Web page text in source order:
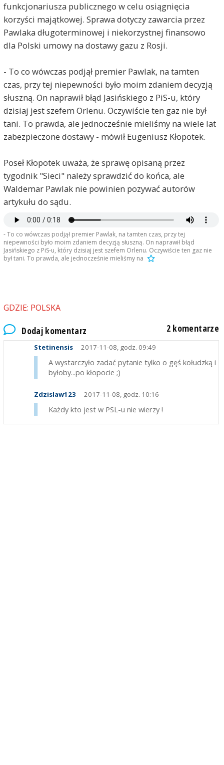
funkcjonariusza publicznego w celu osiągnięcia
korzyści majątkowej. Sprawa dotyczy zawarcia przez
Pawlaka długoterminowej i niekorzystnej finansowo
dla Polski umowy na dostawy gazu z Rosji.
- To co wówczas podjął premier Pawlak, na tamten
czas, przy tej niepewności było moim zdaniem decyzją
słuszną. On naprawił błąd Jasińskiego z PiS-u, który
dzisiaj jest szefem Orlenu. Oczywiście ten gaz nie był
tani. To prawda, ale jednocześnie mieliśmy na wiele lat
zabezpieczone dostawy - mówił Eugeniusz Kłopotek.
Poseł Kłopotek uważa, że sprawę opisaną przez
tygodnik "Sieci" należy sprawdzić do końca, ale
Waldemar Pawlak nie powinien pozywać autorów
artykułu do sądu.
- To co wówczas podjął premier Pawlak, na tamten czas, przy tej
niepewności było moim zdaniem decyzją słuszną. On naprawił błąd
Jasińskiego z PiS-u, który dzisiaj jest szefem Orlenu. Oczywiście ten gaz nie
był tani. To prawda, ale jednocześnie mieliśmy na
GDZIE: POLSKA
Dodaj komentarz 2 komentarze
Stetinensis 2017-11-08, godz. 09:49
A wystarczyło zadać pytanie tylko o gęś kołudzką i
byłoby...po kłopocie ;)
Zdzislaw123 2017-11-08, godz. 10:16
Każdy kto jest w PSL-u nie wierzy !